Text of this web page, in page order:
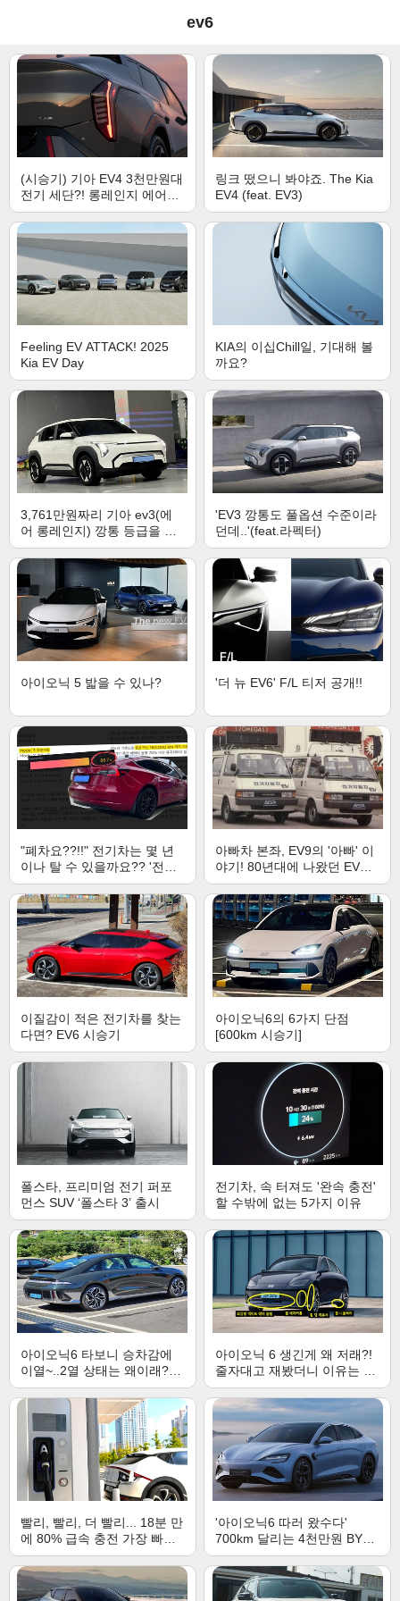
ev6
(시승기) 기아 EV4 3천만원대
전기 세단?! 롱레인지 에어등
급 솔직 리뷰
링크 떴으니 봐야죠. The Kia
EV4 (feat. EV3)
Feeling EV ATTACK! 2025
Kia EV Day
KIA의 이십Chill일, 기대해 볼
까요?
3,761만원짜리 기아 ev3(에
어 롱레인지) 깡통 등급을 살
펴보다
'EV3 깡통도 풀옵션 수준이라
던데..'(feat.라펙터)
아이오닉 5 밟을 수 있나? '더 뉴 EV6' F/L 티저 공개!!
"폐차요??!!" 전기차는 몇 년
이나 탈 수 있을까요?? '전기
차의 수명'이 궁금합니다.
아빠차 본좌, EV9의 '아빠' 이
야기! 80년대에 나왔던 EV9
조상님?! [국내 최초 전기차
개발비화 2부]
이질감이 적은 전기차를 찾는
다면? EV6 시승기
아이오닉6의 6가지 단점
[600km 시승기]
폴스타, 프리미엄 전기 퍼포
먼스 SUV ‘폴스타 3’ 출시
전기차, 속 터져도 '완속 충전'
할 수밖에 없는 5가지 이유
아이오닉6 타보니 승차감에
이열~..2열 상태는 왜이래?!
[아이오닉6 시승기②]
아이오닉 6 생긴게 왜 저래?!
줄자대고 재봤더니 이유는 있
더라?! [아이오닉6 시승기 ①]
빨리, 빨리, 더 빨리... 18분 만
에 80% 급속 충전 가장 빠른
방법은 무엇?
'아이오닉6 따러 왔수다'
700km 달리는 4천만원 BYD
전기차 등장!